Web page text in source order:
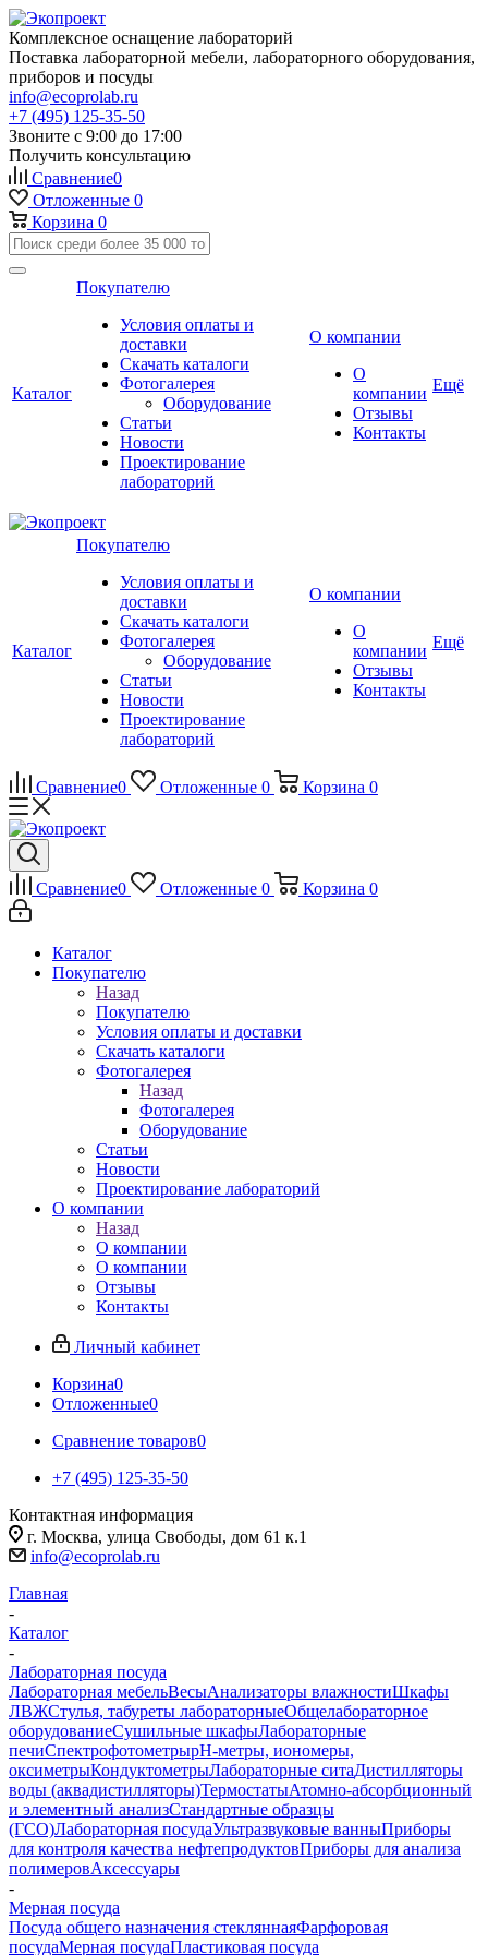
Комплексное оснащение лабораторий
Поставка лабораторной мебели, лабораторного оборудования,
приборов и посуды
info@ecoprolab.ru
+7 (495) 125-35-50
Звоните с 9:00 до 17:00
Получить консультацию
Сравнение0
Отложенные 0
Корзина 0
Каталог
Покупателю
Условия оплаты и
доставки
Скачать каталоги
Фотогалерея
Оборудование
Статьи
Новости
Проектирование
лабораторий
О компании
О
компании
Отзывы
Контакты
Ещё
Каталог
Покупателю
Условия оплаты и
доставки
Скачать каталоги
Фотогалерея
Оборудование
Статьи
Новости
Проектирование
лабораторий
О компании
О
компании
Отзывы
Контакты
Ещё
Сравнение0 Отложенные 0 Корзина 0
Сравнение0 Отложенные 0 Корзина 0
Каталог
Покупателю
Назад
Покупателю
Условия оплаты и доставки
Скачать каталоги
Фотогалерея
Назад
Фотогалерея
Оборудование
Статьи
Новости
Проектирование лабораторий
О компании
Назад
О компании
О компании
Отзывы
Контакты
Личный кабинет
Корзина0
Отложенные0
Сравнение товаров0
+7 (495) 125-35-50
Контактная информация
г. Москва, улица Свободы, дом 61 к.1
info@ecoprolab.ru
Главная
-
Каталог
-
Лабораторная посуда
Лабораторная мебельВесыАнализаторы влажностиШкафы
ЛВЖСтулья, табуреты лабораторныеОбщелабораторное
оборудованиеСушильные шкафыЛабораторные
печиСпектрофотометрыpH-метры, иономеры,
оксиметрыКондуктометрыЛабораторные ситаДистилляторы
воды (аквадистилляторы)ТермостатыАтомно-абсорбционный
и элементный анализСтандартные образцы
(ГСО)Лабораторная посудаУльтразвуковые ванныПриборы
для контроля качества нефтепродуктовПриборы для анализа
полимеровАксессуары
-
Мерная посуда
Посуда общего назначения стекляннаяФарфоровая
посудаМерная посудаПластиковая посуда